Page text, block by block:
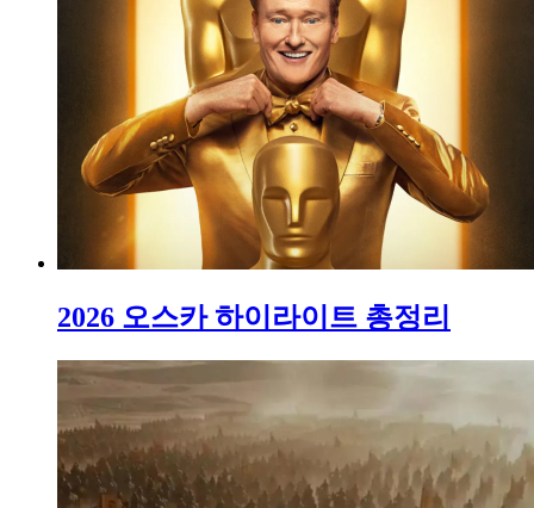
2026 오스카 하이라이트 총정리